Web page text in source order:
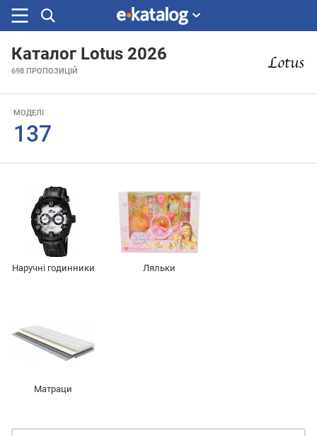
Шукали
Каталог Lotus 2026
698 ПРОПОЗИЦІЙ
МОДЕЛІ
137
Наручні годинники Ляльки
Матраци